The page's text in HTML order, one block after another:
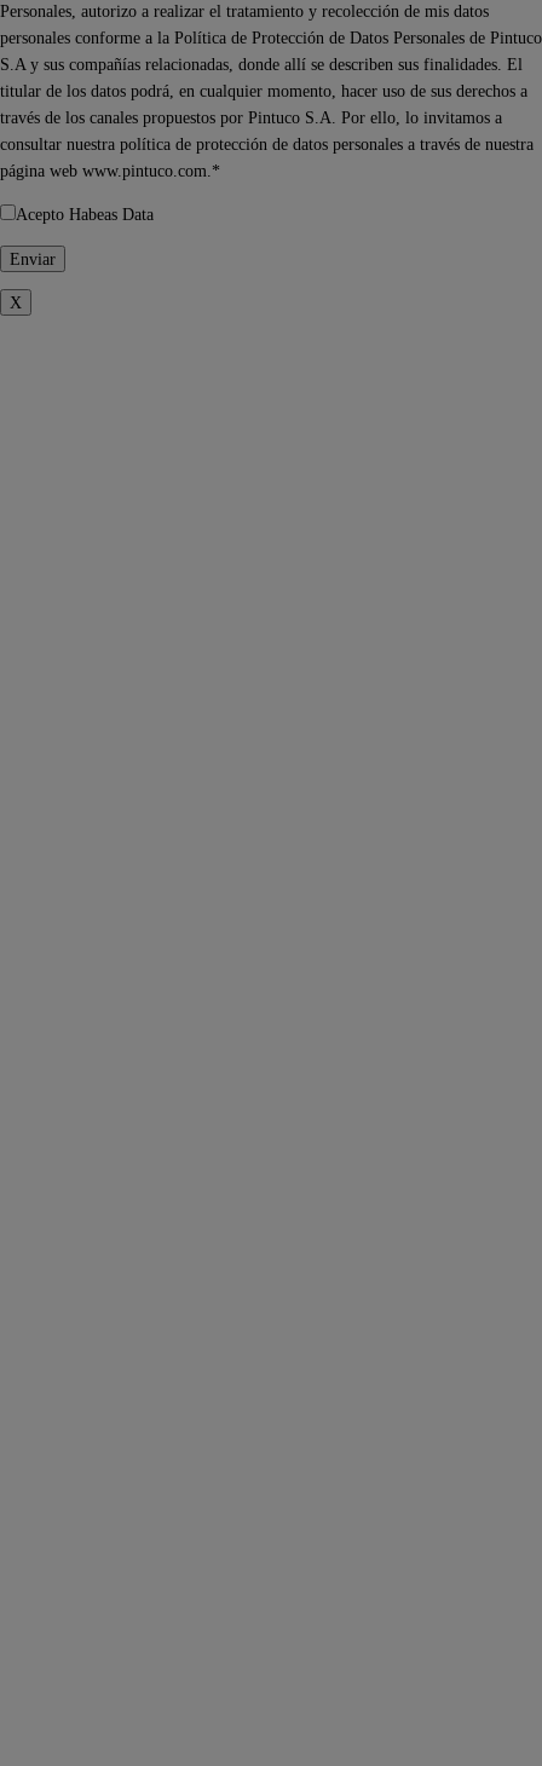
Personales, autorizo a realizar el tratamiento y recolección de mis datos
personales conforme a la Política de Protección de Datos Personales de Pintuco
S.A y sus compañías relacionadas, donde allí se describen sus finalidades. El
titular de los datos podrá, en cualquier momento, hacer uso de sus derechos a
través de los canales propuestos por Pintuco S.A. Por ello, lo invitamos a
consultar nuestra política de protección de datos personales a través de nuestra
página web www.pintuco.com.*
Acepto Habeas Data
X